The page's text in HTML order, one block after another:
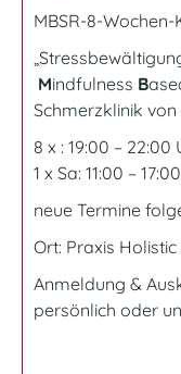
MBSR-8-Wochen-
Mindfulness B
Schmerzklinik
8 x : 19:00 – 22:00
1 x Sa: 11:00 –
neue Termine
Ort: Praxis
Anmeldung &
persönlich oder